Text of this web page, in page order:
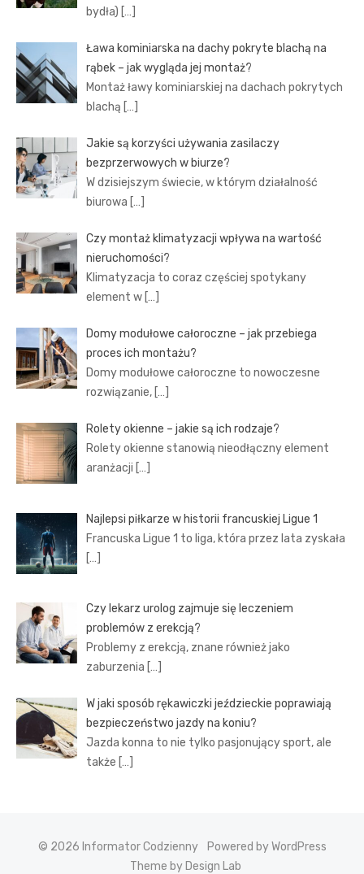
bydła) […]
Ława kominiarska na dachy pokryte blachą na
rąbek – jak wygląda jej montaż?
Montaż ławy kominiarskiej na dachach pokrytych
blachą […]
Jakie są korzyści używania zasilaczy
bezprzerwowych w biurze?
W dzisiejszym świecie, w którym działalność
biurowa […]
Czy montaż klimatyzacji wpływa na wartość
nieruchomości?
Klimatyzacja to coraz częściej spotykany
element w […]
Domy modułowe całoroczne – jak przebiega
proces ich montażu?
Domy modułowe całoroczne to nowoczesne
rozwiązanie, […]
Rolety okienne – jakie są ich rodzaje?
Rolety okienne stanowią nieodłączny element
aranżacji […]
Najlepsi piłkarze w historii francuskiej Ligue 1
Francuska Ligue 1 to liga, która przez lata zyskała
[…]
Czy lekarz urolog zajmuje się leczeniem
problemów z erekcją?
Problemy z erekcją, znane również jako
zaburzenia […]
W jaki sposób rękawiczki jeździeckie poprawiają
bezpieczeństwo jazdy na koniu?
Jazda konna to nie tylko pasjonujący sport, ale
także […]
© 2026 Informator Codzienny
Powered by WordPress
Theme by Design Lab